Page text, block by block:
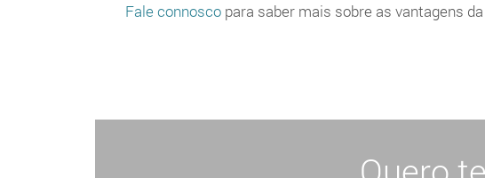
Fale connosco para saber mais sobre as vantagens